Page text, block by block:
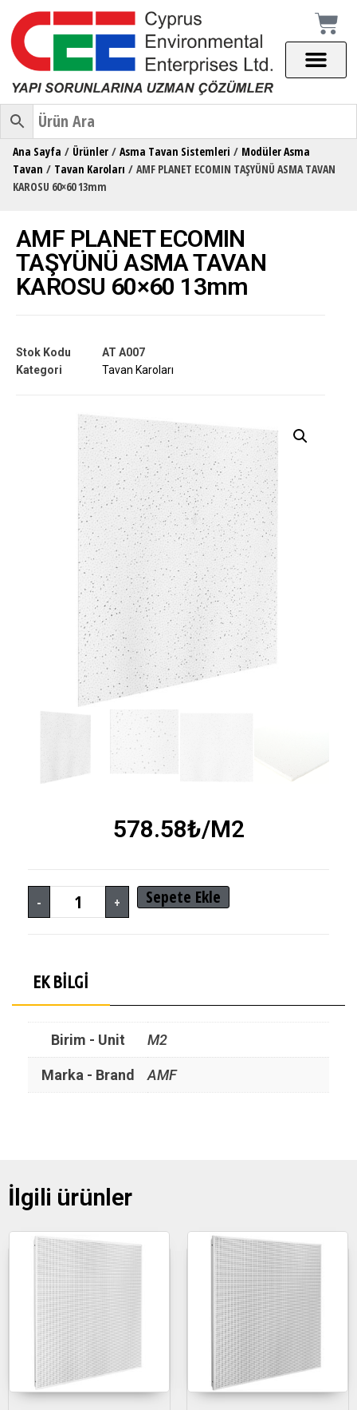
Ana Sayfa / Ürünler / Asma Tavan Sistemleri / Modüler Asma
Tavan / Tavan Karoları / AMF PLANET ECOMIN TAŞYÜNÜ ASMA TAVAN
KAROSU 60×60 13mm
578.58₺/M2
- + Sepete Ekle
AMF PLANET ECOMIN
TAŞYÜNÜ ASMA TAVAN
KAROSU 60×60 13mm
Stok Kodu
AT A007
Kategori
Tavan Karoları
EK BILGI
Birim - Unit M2
Marka - Brand AMF
İlgili ürünler